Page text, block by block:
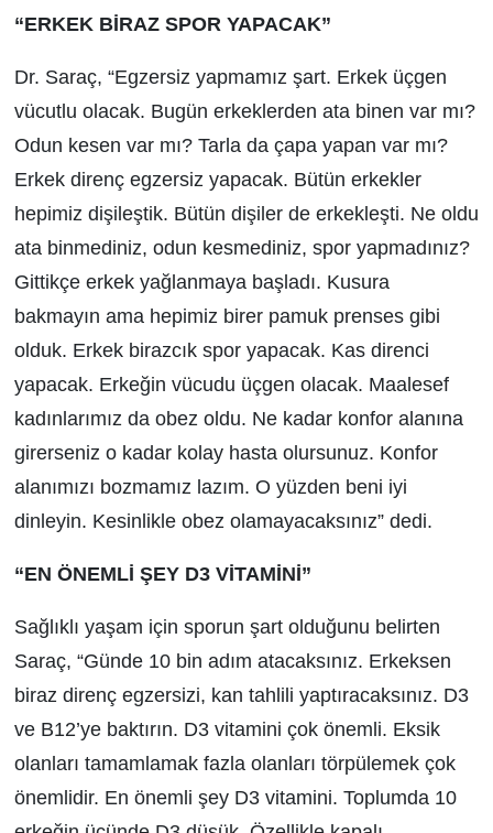
“ERKEK BİRAZ SPOR YAPACAK”
Dr. Saraç, “Egzersiz yapmamız şart. Erkek üçgen
vücutlu olacak. Bugün erkeklerden ata binen var mı?
Odun kesen var mı? Tarla da çapa yapan var mı?
Erkek direnç egzersiz yapacak. Bütün erkekler
hepimiz dişileştik. Bütün dişiler de erkekleşti. Ne oldu
ata binmediniz, odun kesmediniz, spor yapmadınız?
Gittikçe erkek yağlanmaya başladı. Kusura
bakmayın ama hepimiz birer pamuk prenses gibi
olduk. Erkek birazcık spor yapacak. Kas direnci
yapacak. Erkeğin vücudu üçgen olacak. Maalesef
kadınlarımız da obez oldu. Ne kadar konfor alanına
girerseniz o kadar kolay hasta olursunuz. Konfor
alanımızı bozmamız lazım. O yüzden beni iyi
dinleyin. Kesinlikle obez olamayacaksınız” dedi.
“EN ÖNEMLİ ŞEY D3 VİTAMİNİ”
Sağlıklı yaşam için sporun şart olduğunu belirten
Saraç, “Günde 10 bin adım atacaksınız. Erkeksen
biraz direnç egzersizi, kan tahlili yaptıracaksınız. D3
ve B12’ye baktırın. D3 vitamini çok önemli. Eksik
olanları tamamlamak fazla olanları törpülemek çok
önemlidir. En önemli şey D3 vitamini. Toplumda 10